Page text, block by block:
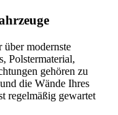
modernste
Polstermaterial,
gehören zu
die Wände Ihres
regelmäßig gewartet